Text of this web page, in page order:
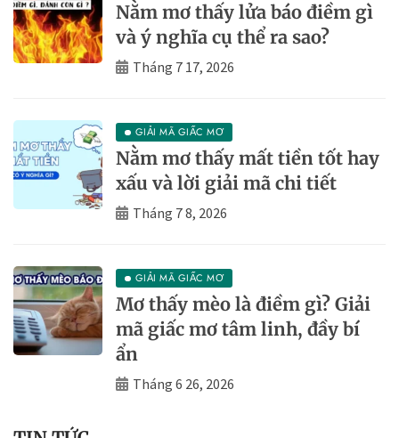
Nằm mơ thấy lửa báo điềm gì
và ý nghĩa cụ thể ra sao?
Tháng 7 17, 2026
GIẢI MÃ GIẤC MƠ
Nằm mơ thấy mất tiền tốt hay
xấu và lời giải mã chi tiết
Tháng 7 8, 2026
GIẢI MÃ GIẤC MƠ
Mơ thấy mèo là điềm gì? Giải
mã giấc mơ tâm linh, đầy bí
ẩn
Tháng 6 26, 2026